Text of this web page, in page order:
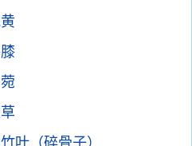
叶（碎骨子）